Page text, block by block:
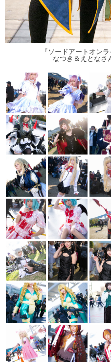
『ソードアートオン
なつき＆えとなさ